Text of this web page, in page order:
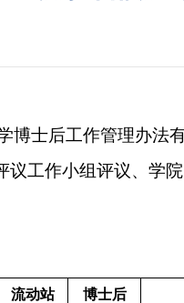
博士后工作管理办法
议工作小组评议、学
流动站 博士后